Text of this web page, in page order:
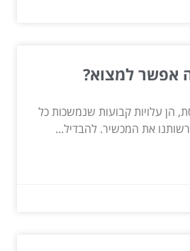
אפשר למצוא?
הן עלויות קבועות שנמשכות כל
את המכשיר. להבדיל...